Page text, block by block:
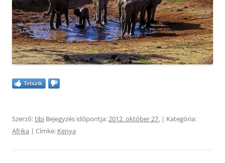
Tetszik
Szerző:tibi Bejegyzés időpontja:2012. október 27. | Kategória:
Afrika | Címke: Kenya